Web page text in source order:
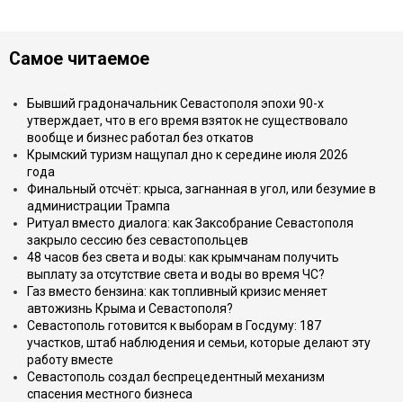
Самое читаемое
Бывший градоначальник Севастополя эпохи 90-х
утверждает, что в его время взяток не существовало
вообще и бизнес работал без откатов
Крымский туризм нащупал дно к середине июля 2026
года
Финальный отсчёт: крыса, загнанная в угол, или безумие в
администрации Трампа
Ритуал вместо диалога: как Заксобрание Севастополя
закрыло сессию без севастопольцев
48 часов без света и воды: как крымчанам получить
выплату за отсутствие света и воды во время ЧС?
Газ вместо бензина: как топливный кризис меняет
автожизнь Крыма и Севастополя?
Севастополь готовится к выборам в Госдуму: 187
участков, штаб наблюдения и семьи, которые делают эту
работу вместе
Севастополь создал беспрецедентный механизм
спасения местного бизнеса